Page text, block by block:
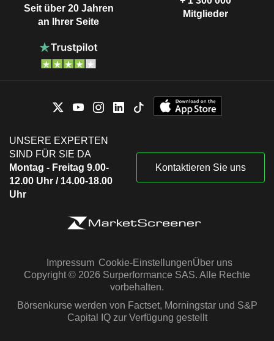
Seit über 20 Jahren
an Ihrer Seite
Mitglieder
UNSERE EXPERTEN
SIND FÜR SIE DA
Montag - Freitag 9.00-
12.00 Uhr / 14.00-18.00
Uhr
Kontaktieren Sie uns
Impressum Cookie-EinstellungenÜber uns
Copyright © 2026 Surperformance SAS. Alle Rechte
vorbehalten.
Börsenkurse werden von Factset, Morningstar und S&P
Capital IQ zur Verfügung gestellt